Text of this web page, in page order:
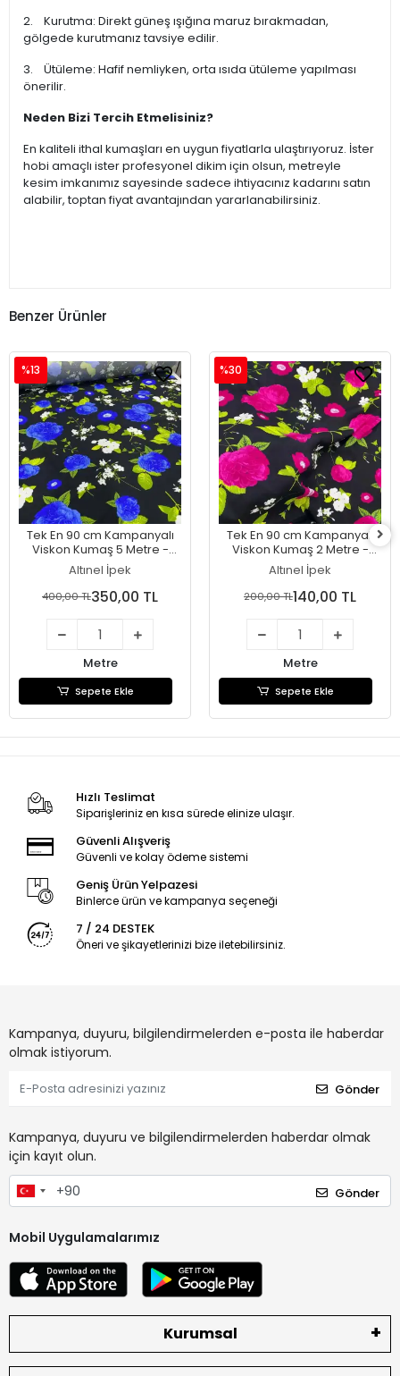
2. Kurutma: Direkt güneş ışığına maruz bırakmadan,
gölgede kurutmanız tavsiye edilir.
3. Ütüleme: Hafif nemliyken, orta ısıda ütüleme yapılması
önerilir.
Neden Bizi Tercih Etmelisiniz?
En kaliteli ithal kumaşları en uygun fiyatlarla ulaştırıyoruz. İster
hobi amaçlı ister profesyonel dikim için olsun, metreyle
kesim imkanımız sayesinde sadece ihtiyacınız kadarını satın
alabilir, toptan fiyat avantajından yararlanabilirsiniz.
Benzer Ürünler
Tek En 90 cm Kampanyalı
Viskon Kumaş 5 Metre -
(Kvsk01-07)
Altınel İpek
%13
400,00 TL350,00 TL
Metre
Sepete Ekle
Tek En 90 cm Kampanyalı
Viskon Kumaş 2 Metre -
(Kvsk01-06)
Altınel İpek
%30
200,00 TL140,00 TL
Metre
Sepete Ekle
Hızlı Teslimat
Siparişleriniz en kısa sürede elinize ulaşır.
Güvenli Alışveriş
Güvenli ve kolay ödeme sistemi
Geniş Ürün Yelpazesi
Binlerce ürün ve kampanya seçeneği
7 / 24 DESTEK
Öneri ve şikayetlerinizi bize iletebilirsiniz.
Kampanya, duyuru, bilgilendirmelerden e-posta ile haberdar
olmak istiyorum.
Gönder
Kampanya, duyuru ve bilgilendirmelerden haberdar olmak
için kayıt olun.
Gönder
Mobil Uygulamalarımız
Kurumsal